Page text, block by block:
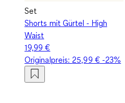
Set
Shorts mit Gürtel - High
Waist
19,99 €
Originalpreis: 25,99 €-23%